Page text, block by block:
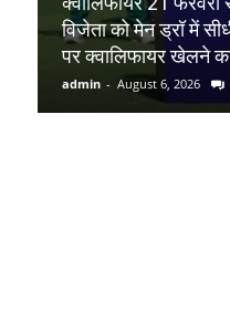
विजेता को मेन ड्रॉ में
पर क्वालिफायर खेलने
admin - August 6, 2026